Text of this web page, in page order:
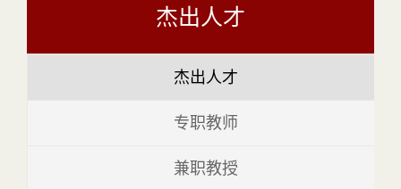
杰出人才
杰出人才
专职教师
兼职教授